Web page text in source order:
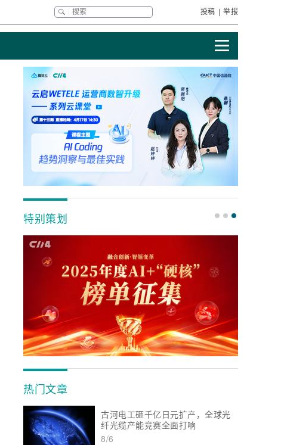
投稿 | 举报
特别策划
热门文章
古河电工砸千亿日元扩产，全球光
纤光缆产能竞赛全面打响
8/6